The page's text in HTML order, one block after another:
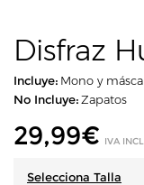
Disfraz
Incluye: Mono y
No Incluye:Zapatos
29,99€ IVA
Selecciona Talla